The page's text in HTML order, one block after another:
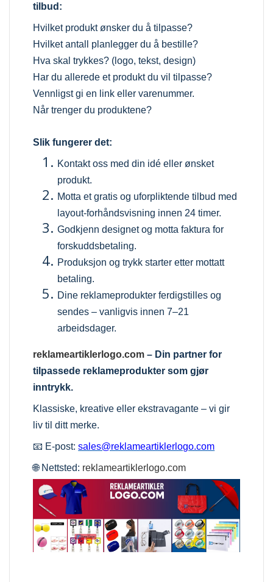
tilbud:
Hvilket produkt ønsker du å tilpasse?
Hvilket antall planlegger du å bestille?
Hva skal trykkes? (logo, tekst, design)
Har du allerede et produkt du vil tilpasse?
Vennligst gi en link eller varenummer.
Når trenger du produktene?
Slik fungerer det:
Kontakt oss med din idé eller ønsket
produkt.
Motta et gratis og uforpliktende tilbud med
layout-forhåndsvisning innen 24 timer.
Godkjenn designet og motta faktura for
forskuddsbetaling.
Produksjon og trykk starter etter mottatt
betaling.
Dine reklameprodukter ferdigstilles og
sendes – vanligvis innen 7–21
arbeidsdager.
reklameartiklerlogo.com – Din partner for
tilpassede reklameprodukter som gjør
inntrykk.
Klassiske, kreative eller ekstravagante – vi gir
liv til ditt merke.
📧 E-post:sales@reklameartiklerlogo.com
🌐 Nettsted: reklameartiklerlogo.com